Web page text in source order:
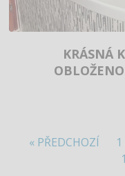
KRÁSNÁ
« PŘEDCHOZÍ 1